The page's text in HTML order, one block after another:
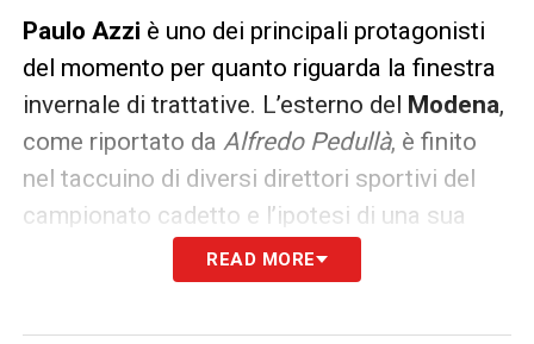
Paulo Azzi è uno dei principali protagonisti
del momento per quanto riguarda la finestra
invernale di trattative. L’esterno del Modena,
come riportato da Alfredo Pedullà, è finito
nel taccuino di diversi direttori sportivi del
campionato cadetto e l’ipotesi di una sua
partenza anticipata a gennaio è sempre più
Ascoli,Cagliari,
READ MORE